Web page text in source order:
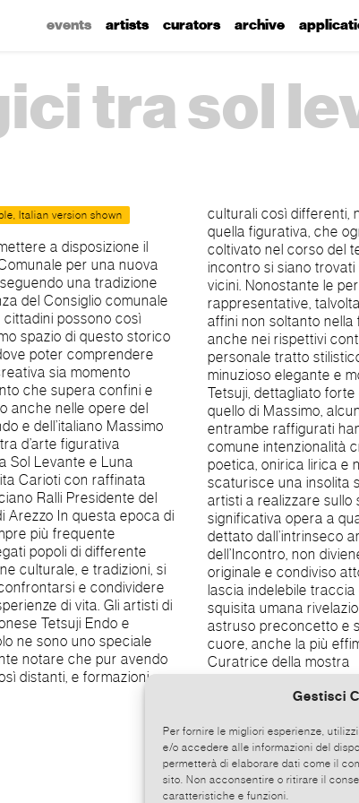
Gestisci
Per fornire le migliori esperienze,
e/o accedere alle informazioni del
permetterà di elaborare dati come il
sito. Non acconsentire o ritirare il
caratteristiche e funzioni.
events artists curators archive
tra sol
Italian version shown
a disposizione il
per una nuova
una tradizione
del Consiglio comunale
cittadini possono così
spazio di questo storico
poter comprendere
sia momento
che supera confini e
anche nelle opere del
e dell’italiano Massimo
d’arte figurativa
Sol Levante e Luna
Carioti con raffinata
epoca di
più frequente
popoli di differente
culturale, e tradizioni, si
e condividere
di vita. Gli artisti di
Tetsuji Endo e
ne sono uno speciale
distanti, e formazioni
culturali così differenti,
quella figurativa, che
coltivato nel corso del
incontro si siano
vicini. Nonostante le personali opposte visioni
rappresentative,
affini non soltanto
anche nei rispettivi contenuti. Pur
personale tratto
minuzioso elegante e
Tetsuji, dettagliato
quello di Massimo,
entrambe raffigurati
comune intenzionalità
poetica, onirica lirica e
scaturisce una insolita
artisti a realizzare sullo
significativa opera a
dettato dall’intrinseco
dell’Incontro, non diviene in essere solo un
originale e condiviso
lascia indelebile
squisita umana
astruso preconcetto e
cuore, anche la più effimera
Curatrice della mostra